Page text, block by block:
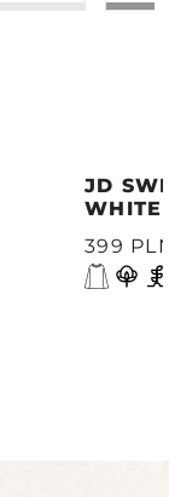
JD
WHITE
399